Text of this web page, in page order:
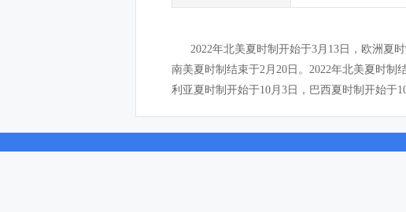
2022年北美夏时制开始于3月13日，欧洲夏
南美夏时制结束于2月20日。2022年北美夏时制
利亚夏时制开始于10月3日，巴西夏时制开始于10